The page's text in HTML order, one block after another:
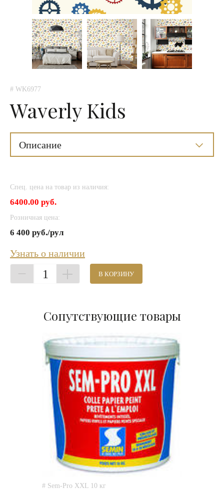
# WK6977
Waverly Kids
Описание
Спец. цена на товар из наличия:
6400.00 руб.
Розничная цена:
6 400 руб./рул
Узнать о наличии
1 В КОРЗИНУ
Сопутствующие товары
# Sem-Pro XXL 10 кг